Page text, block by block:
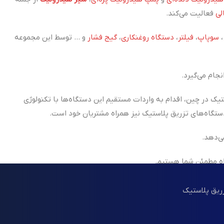
فعالیت می‌کند.
، سوپاپ، فیلتر ، دستگاه روغنکاری، گیج فشار و ... توسط این مجموعه
می‌گیرد.
در چین، اقدام به واردات مستقیم این دستگاه‌ها با تکنولوژی
مطمئن شما هستیم.
پلاستیک